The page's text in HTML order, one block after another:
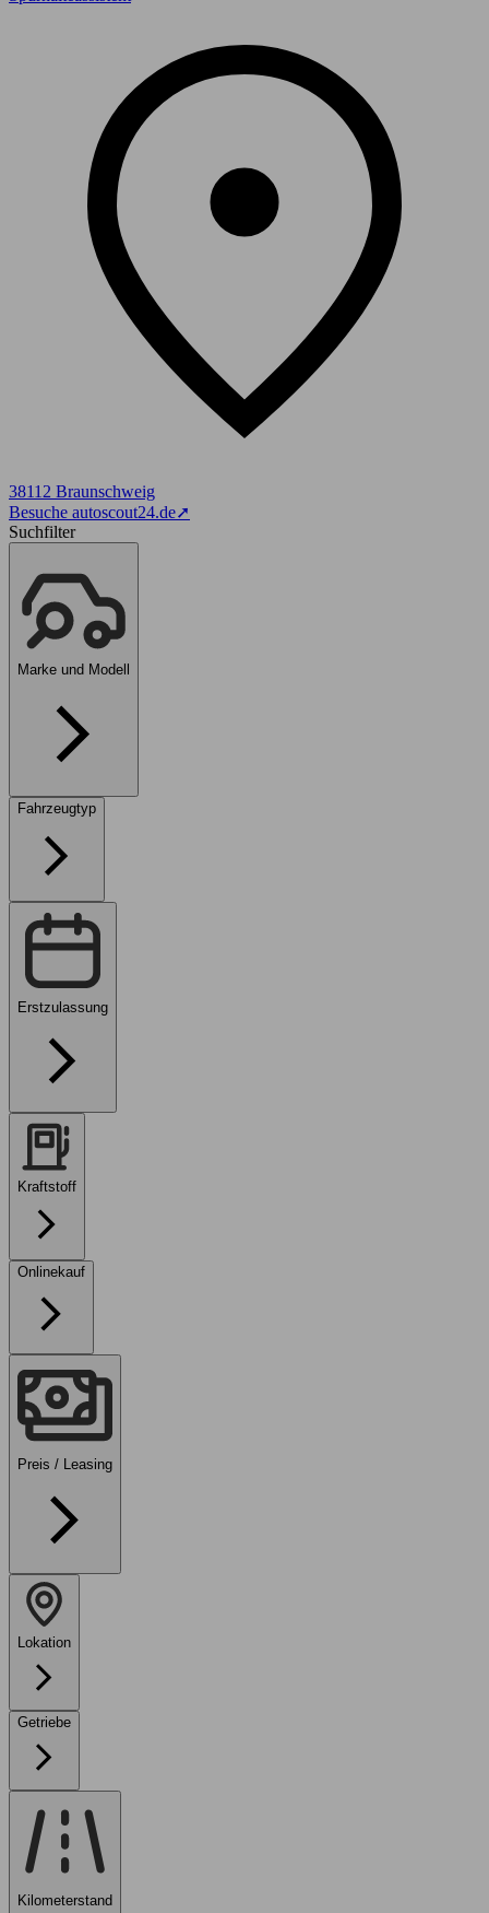
38112 Braunschweig
Besuche autoscout24.de➚
Suchfilter
Marke und Modell
Fahrzeugtyp
Erstzulassung
Kraftstoff
Onlinekauf
Preis / Leasing
Lokation
Getriebe
Kilometerstand